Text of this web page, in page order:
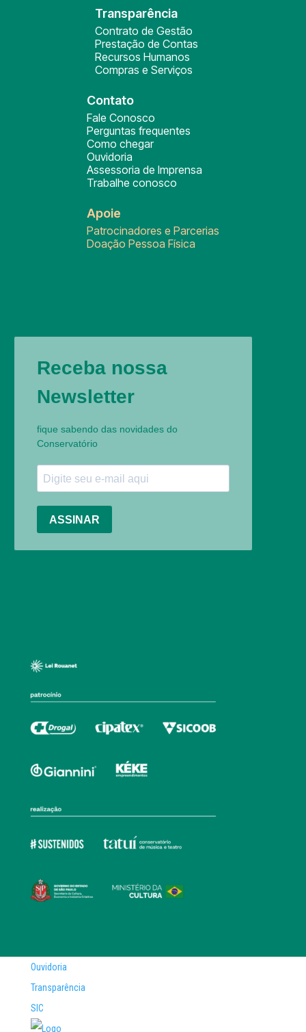
Transparência
Contrato de Gestão
Prestação de Contas
Recursos Humanos
Compras e Serviços
Contato
Fale Conosco
Perguntas frequentes
Como chegar
Ouvidoria
Assessoria de Imprensa
Trabalhe conosco
Apoie
Patrocinadores e Parcerias
Doação Pessoa Física
Ouvidoria
Transparência
SIC